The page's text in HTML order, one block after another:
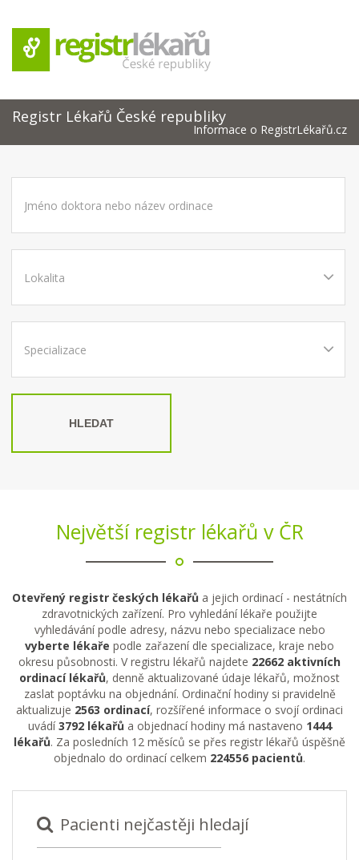
Registr Lékařů České republiky
Informace o RegistrLékařů.cz
HLEDAT
Největší registr lékařů v ČR
Otevřený registr českých lékařů a jejich ordinací - nestátních
zdravotnických zařízení. Pro vyhledání lékaře použijte
vyhledávání podle adresy, názvu nebo specializace nebo
vyberte lékaře podle zařazení dle specializace, kraje nebo
okresu působnosti. V registru lékařů najdete 22662 aktivních
ordinací lékařů, denně aktualizované údaje lékařů, možnost
zaslat poptávku na objednání. Ordinační hodiny si pravidelně
aktualizuje 2563 ordinací, rozšířené informace o svojí ordinaci
uvádí3792 lékařů a objednací hodiny má nastaveno 1444
lékařů. Za posledních 12 měsíců se přes registr lékařů úspěšně
objednalo do ordinací celkem 224556 pacientů.
Pacienti nejčastěji hledají